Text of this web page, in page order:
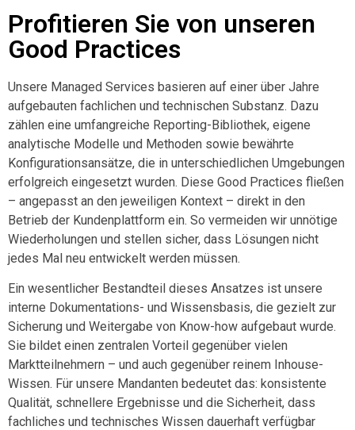
Profitieren Sie von unseren
Good Practices
Unsere Managed Services basieren auf einer über Jahre
aufgebauten fachlichen und technischen Substanz. Dazu
zählen eine umfangreiche Reporting-Bibliothek, eigene
analytische Modelle und Methoden sowie bewährte
Konfigurationsansätze, die in unterschiedlichen Umgebungen
erfolgreich eingesetzt wurden. Diese Good Practices fließen
– angepasst an den jeweiligen Kontext – direkt in den
Betrieb der Kundenplattform ein. So vermeiden wir unnötige
Wiederholungen und stellen sicher, dass Lösungen nicht
jedes Mal neu entwickelt werden müssen.
Ein wesentlicher Bestandteil dieses Ansatzes ist unsere
interne Dokumentations- und Wissensbasis, die gezielt zur
Sicherung und Weitergabe von Know-how aufgebaut wurde.
Sie bildet einen zentralen Vorteil gegenüber vielen
Marktteilnehmern – und auch gegenüber reinem Inhouse-
Wissen. Für unsere Mandanten bedeutet das: konsistente
Qualität, schnellere Ergebnisse und die Sicherheit, dass
fachliches und technisches Wissen dauerhaft verfügbar